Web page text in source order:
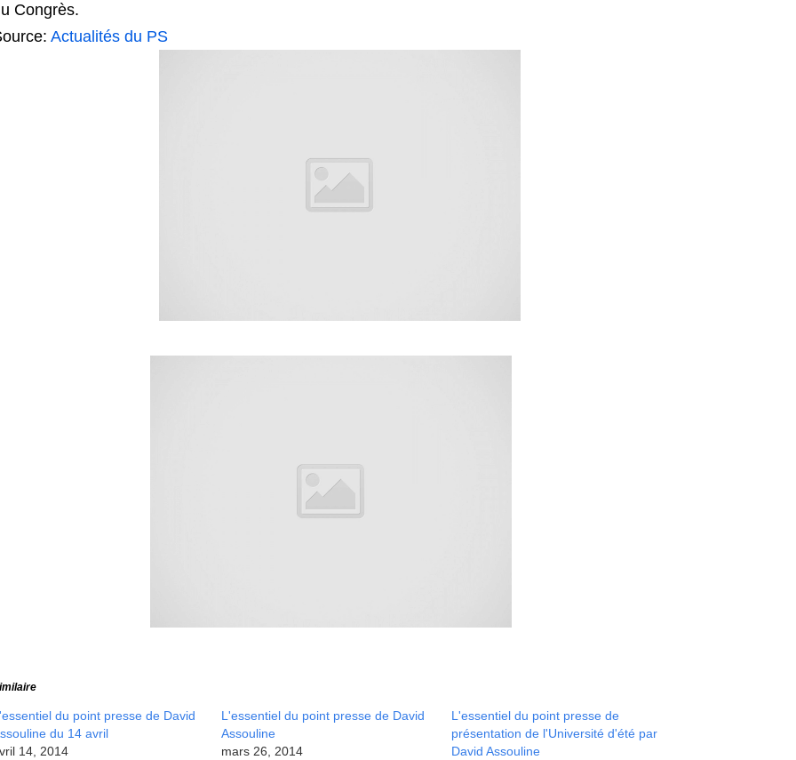
Congrès.
Actualités du PS
du point presse de David
du 14 avril
14, 2014
L'essentiel du point presse de David
Assouline
mars 26, 2014
L'essentiel du point presse de
présentation de l'Université d'été par
David Assouline